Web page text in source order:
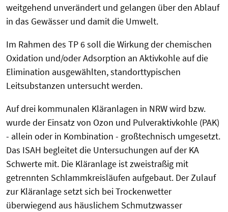
weitgehend unverändert und gelangen über den Ablauf
in das Gewässer und damit die Umwelt.
Im Rahmen des TP 6 soll die Wirkung der chemischen
Oxidation und/oder Adsorption an Aktivkohle auf die
Elimination ausgewählten, standorttypischen
Leitsubstanzen untersucht werden.
Auf drei kommunalen Kläranlagen in NRW wird bzw.
wurde der Einsatz von Ozon und Pulveraktivkohle (PAK)
- allein oder in Kombination - großtechnisch umgesetzt.
Das ISAH begleitet die Untersuchungen auf der KA
Schwerte mit. Die Kläranlage ist zweistraßig mit
getrennten Schlammkreisläufen aufgebaut. Der Zulauf
zur Kläranlage setzt sich bei Trockenwetter
überwiegend aus häuslichem Schmutzwasser